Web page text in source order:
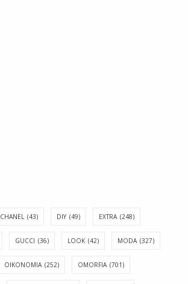
CHANEL (43) DIY (49) EXTRA (248)
GUCCI (36) LOOK (42) MODA (327)
OIKONOMIA (252) OMORFIA (701)